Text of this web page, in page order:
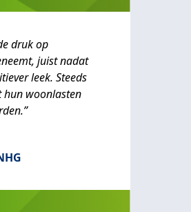
druk op
juist nadat
leek. Steeds
hun woonlasten